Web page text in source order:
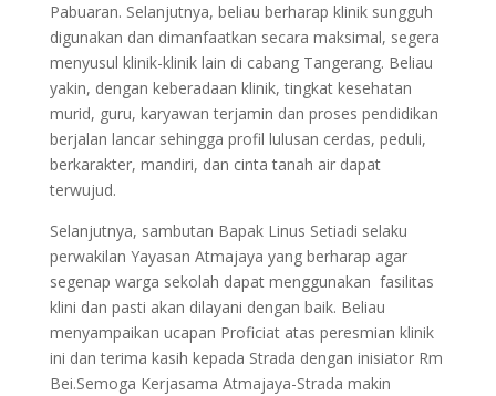
Pabuaran. Selanjutnya, beliau berharap klinik sungguh
digunakan dan dimanfaatkan secara maksimal, segera
menyusul klinik-klinik lain di cabang Tangerang. Beliau
yakin, dengan keberadaan klinik, tingkat kesehatan
murid, guru, karyawan terjamin dan proses pendidikan
berjalan lancar sehingga profil lulusan cerdas, peduli,
berkarakter, mandiri, dan cinta tanah air dapat
terwujud.
Selanjutnya, sambutan Bapak Linus Setiadi selaku
perwakilan Yayasan Atmajaya yang berharap agar
segenap warga sekolah dapat menggunakan fasilitas
klini dan pasti akan dilayani dengan baik. Beliau
menyampaikan ucapan Proficiat atas peresmian klinik
ini dan terima kasih kepada Strada dengan inisiator Rm
Bei.Semoga Kerjasama Atmajaya-Strada makin